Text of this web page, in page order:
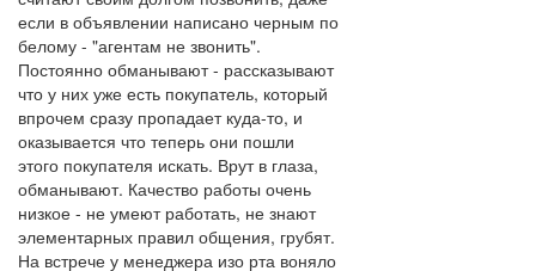
если в объявлении написано черным по
белому - "агентам не звонить".
Постоянно обманывают - рассказывают
что у них уже есть покупатель, который
впрочем сразу пропадает куда-то, и
оказывается что теперь они пошли
этого покупателя искать. Врут в глаза,
обманывают. Качество работы очень
низкое - не умеют работать, не знают
элементарных правил общения, грубят.
На встрече у менеджера изо рта воняло